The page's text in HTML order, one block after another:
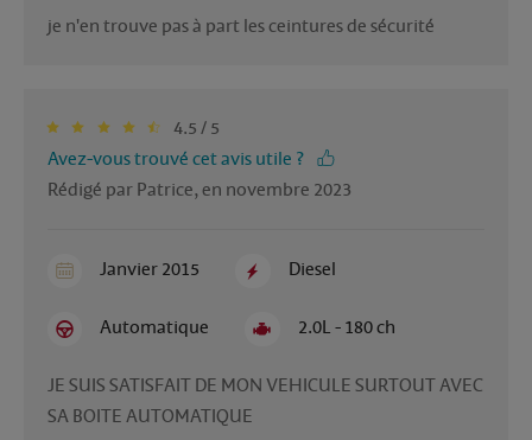
je n'en trouve pas à part les ceintures de sécurité
4.5 / 5
Avez-vous trouvé cet avis utile ?
Rédigé par Patrice, en novembre 2023
Janvier 2015 Diesel
Automatique 2.0L - 180 ch
JE SUIS SATISFAIT DE MON VEHICULE SURTOUT AVEC
SA BOITE AUTOMATIQUE